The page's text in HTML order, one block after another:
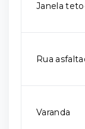
Janela
Rua
Varanda